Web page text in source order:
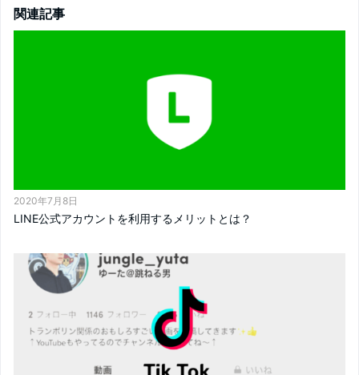
関連記事
2020年7月8日
LINE公式アカウントを利用するメリットとは？